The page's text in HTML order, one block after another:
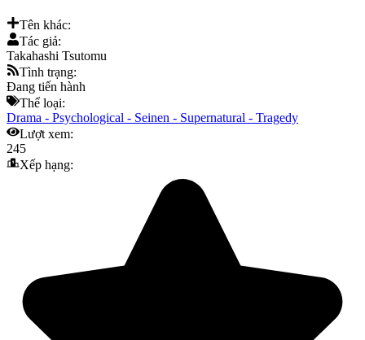
Tên khác:
Tác giả:
Takahashi Tsutomu
Tình trạng:
Đang tiến hành
Thể loại:
Drama - Psychological - Seinen - Supernatural - Tragedy
Lượt xem:
245
Xếp hạng: